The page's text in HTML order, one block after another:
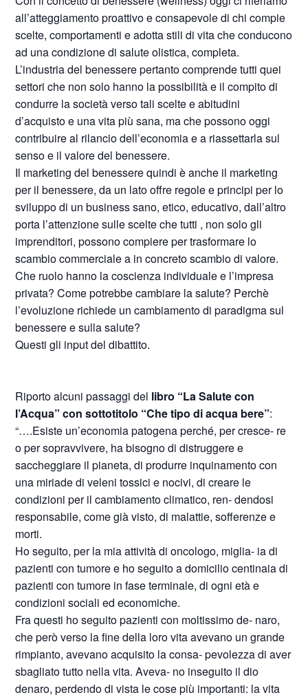
all’atteggiamento proattivo e consapevole di chi compie
scelte, comportamenti e adotta stili di vita che conducono
ad una condizione di salute olistica, completa.
L’industria del benessere pertanto comprende tutti quei
settori che non solo hanno la possibilità e il compito di
condurre la società verso tali scelte e abitudini
d’acquisto e una vita più sana, ma che possono oggi
contribuire al rilancio dell’economia e a riassettarla sul
senso e il valore del benessere.
Il marketing del benessere quindi è anche il marketing
per il benessere, da un lato offre regole e principi per lo
sviluppo di un business sano, etico, educativo, dall’altro
porta l’attenzione sulle scelte che tutti , non solo gli
imprenditori, possono compiere per trasformare lo
scambio commerciale a in concreto scambio di valore.
Che ruolo hanno la coscienza individuale e l’impresa
privata? Come potrebbe cambiare la salute? Perchè
l’evoluzione richiede un cambiamento di paradigma sul
benessere e sulla salute?
Questi gli input del dibattito.
Riporto alcuni passaggi del libro “La Salute con
l’Acqua” con sottotitolo “Che tipo di acqua bere”:
“….Esiste un’economia patogena perché, per cresce- re
o per sopravvivere, ha bisogno di distruggere e
saccheggiare il pianeta, di produrre inquinamento con
una miriade di veleni tossici e nocivi, di creare le
condizioni per il cambiamento climatico, ren- dendosi
responsabile, come già visto, di malattie, sofferenze e
morti.
Ho seguito, per la mia attività di oncologo, miglia- ia di
pazienti con tumore e ho seguito a domicilio centinaia di
pazienti con tumore in fase terminale, di ogni età e
condizioni sociali ed economiche.
Fra questi ho seguito pazienti con moltissimo de- naro,
che però verso la fine della loro vita avevano un grande
rimpianto, avevano acquisito la consa- pevolezza di aver
sbagliato tutto nella vita. Aveva- no inseguito il dio
denaro, perdendo di vista le cose più importanti: la vita